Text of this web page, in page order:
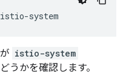
istio-system
うかを確認します。